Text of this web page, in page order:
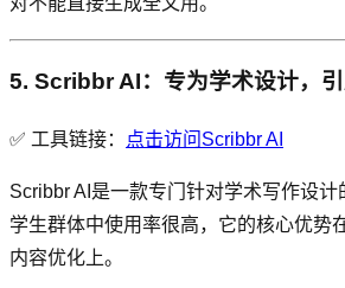
5. Scribbr AI：专为学术设计，
✅ 工具链接： 点击访问Scribbr AI
Scribbr AI是一款专门针对学术写作设
学生群体中使用率很高，它的核心优势
内容优化上。